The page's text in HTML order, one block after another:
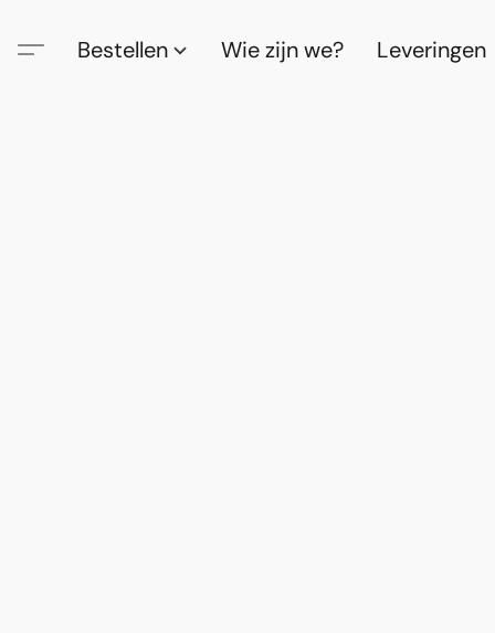
Bestellen Wie zijn we? Leveringen